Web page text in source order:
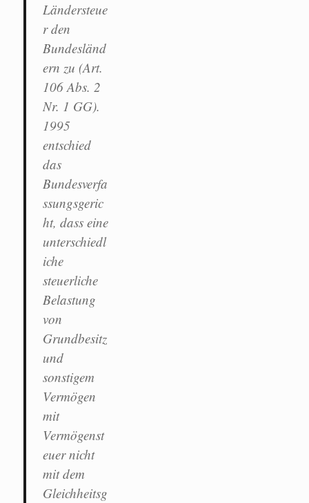
Ländersteue
r den
Bundesländ
ern zu (Art.
106 Abs. 2
Nr. 1 GG).
1995
entschied
das
Bundesverfa
ssungsgeric
ht, dass eine
unterschiedl
iche
steuerliche
Belastung
von
Grundbesitz
und
sonstigem
Vermögen
mit
Vermögenst
euer nicht
mit dem
Gleichheitsg